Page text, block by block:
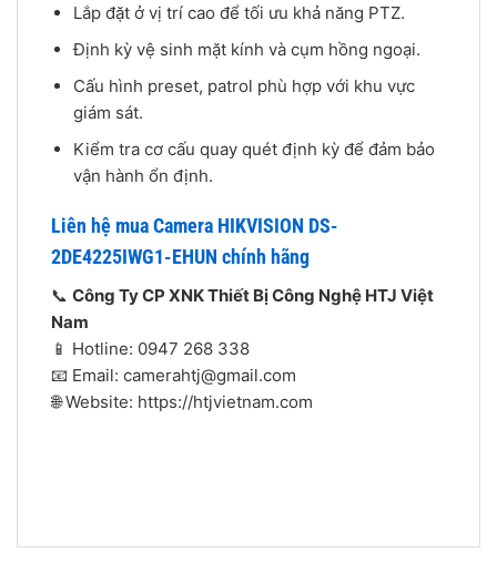
Lắp đặt ở vị trí cao để tối ưu khả năng PTZ.
Định kỳ vệ sinh mặt kính và cụm hồng ngoại.
Cấu hình preset, patrol phù hợp với khu vực
giám sát.
Kiểm tra cơ cấu quay quét định kỳ để đảm bảo
vận hành ổn định.
Liên hệ mua Camera HIKVISION DS-
2DE4225IWG1-EHUN chính hãng
📞 Công Ty CP XNK Thiết Bị Công Nghệ HTJ Việt
Nam
📱 Hotline: 0947 268 338
📧 Email: camerahtj@gmail.com
🌐 Website: https://htjvietnam.com